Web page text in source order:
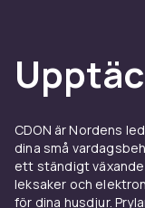
CDON är Nordens
dina små
ett ständigt växande
leksaker och
för dina husdjur.